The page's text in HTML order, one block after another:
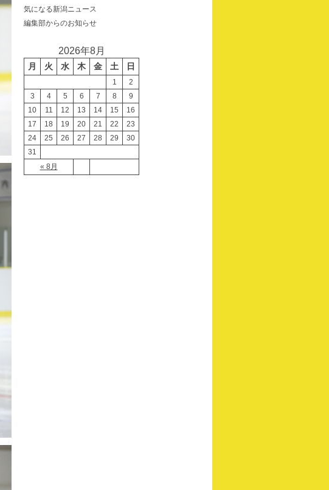
気になる新潟ニュース
編集部からのお知らせ
2026年8月
月 火 水 木 金 土 日
« 8月
1
2
3
4 5 6 7 8
9
10
11 12 13 14 15
16
17
18 19 20 21 22
23
24
25 26 27 28 29
30
31